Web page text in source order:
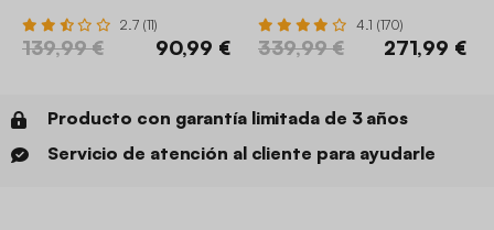
2.7 (11)
139,99 € 90,99 €
4.1 (170)
339,99 € 271,99 €
Producto con garantía limitada de 3 años
Servicio de atención al cliente para ayudarle